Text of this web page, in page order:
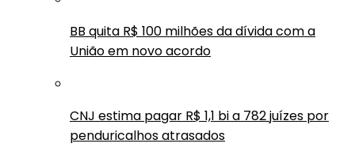
BB quita R$ 100 milhões da dívida com a
União em novo acordo
CNJ estima pagar R$ 1,1 bi a 782 juízes por
penduricalhos atrasados